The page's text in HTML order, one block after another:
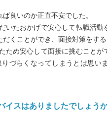
良いのか正直不安でした。
いたおかげで安心して転職活
くことができ、面接対策をする
め安心して面接に挑むこと
づらくなってしまうとは思い
イスはありましたでしょう